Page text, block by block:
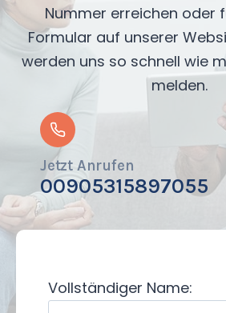
Nummer erreichen oder
Formular auf unserer
werden uns so schnell wie
melden.
Jetzt Anrufen
00905315897055
Vollständiger Name: